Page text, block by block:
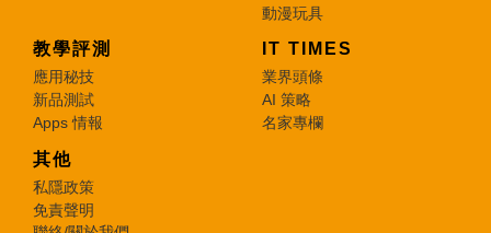
動漫玩具
教學評測
應用秘技
新品測試
Apps 情報
IT TIMES
業界頭條
AI 策略
名家專欄
其他
私隱政策
免責聲明